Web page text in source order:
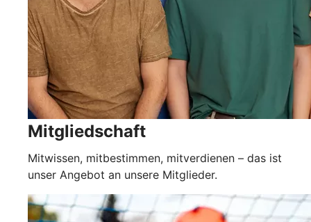
Mitgliedschaft
Mitwissen, mitbestimmen, mitverdienen – das ist
unser Angebot an unsere Mitglieder.